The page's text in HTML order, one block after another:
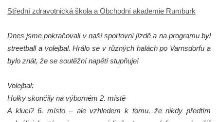
Střední zdravotnická škola a Obchodní akademie Rumburk
Dnes jsme pokračovali v naší sportovní jízdě a na programu byl
streetball a volejbal. Hrálo se v různých halách po Varnsdorfu a
bylo znát, že se soutěžní napětí stupňuje!
Volejbal:
Holky skončily na výborném 2. místě
A kluci? 6. místo – ale vzhledem k tomu, že nikdy předtím